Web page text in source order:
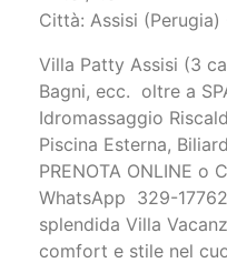
Città: Assisi (Perugia)
Villa Patty Assisi (3
Bagni, ecc. oltre a
Idromassaggio
Piscina Esterna,
PRENOTA ONLINE o
WhatsApp 329-
splendida Villa
comfort e stile nel